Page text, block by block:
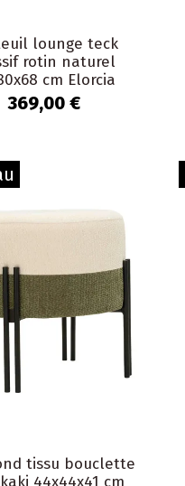
lounge teck
rotin naturel
cm Elorcia
369,00 €
tissu bouclette